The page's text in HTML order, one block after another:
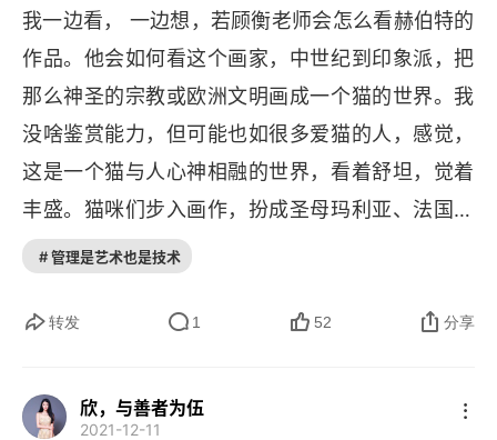
我一边看， 一边想，若顾衡老师会怎么看赫伯特的
作品。他会如何看这个画家，中世纪到印象派，把
那么神圣的宗教或欧洲文明画成一个猫的世界。我
没啥鉴赏能力，但可能也如很多爱猫的人，感觉，
这是一个猫与人心神相融的世界，看着舒坦，觉着
丰盛。猫咪们步入画作，扮成圣母玛利亚、法国国
王或者上帝，但我能看到，依然还是猫爸猫妈们非
空的同学们，来到猫咪的神圣世家。
# 管理是艺术也是技术
转发 1 52 分享
欣，与善者为伍
2021-12-11